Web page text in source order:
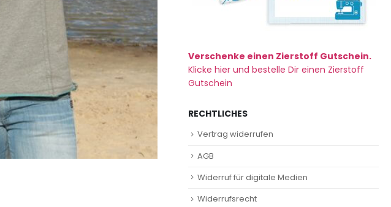
Verschenke einen Zierstoff Gutschein.
Klicke hier und bestelle Dir einen Zierstoff
Gutschein
RECHTLICHES
Vertrag widerrufen
AGB
Widerruf für digitale Medien
Widerrufsrecht